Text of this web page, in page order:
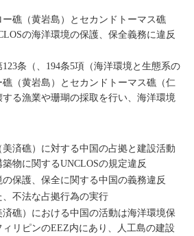
礁（黄岩島）とセカンドトーマス礁
の海洋環境の保護、保全義務に違反
123条（、 194条5項（海洋環境と生態系の
（黄岩島）とセカンドトーマス礁（仁
る漁業や珊瑚の採取を行い、海洋環境
美済礁）に対する中国の占拠と建設活動
物に関するUNCLOSの規定違反
保護、保全に関する中国の義務違反
不法な占拠行為の実行
済礁）における中国の活動は海洋環境保
リピンのEEZ内にあり、人工島の建設